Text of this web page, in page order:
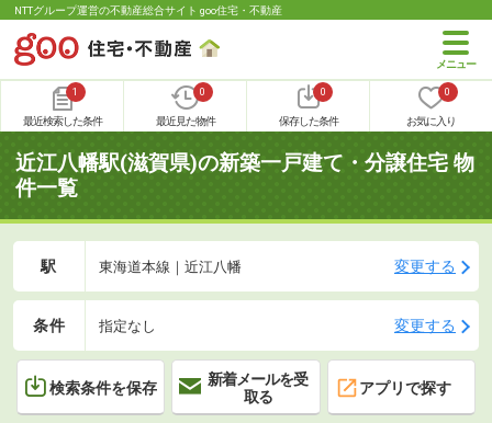
NTTグループ運営の不動産総合サイト goo住宅・不動産
1
最近検索した条件
0
最近見た物件
0
保存した条件
0
お気に入り
近江八幡駅(滋賀県)の新築一戸建て・分譲住宅 物
件一覧
駅 東海道本線｜近江八幡 変更する
条件 指定なし 変更する
検索条件を保存
新着メールを受
取る
アプリで探す